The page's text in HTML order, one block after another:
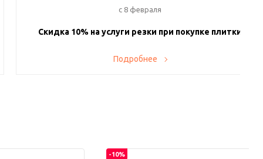
c 8 февраля
Скидка 10% на услуги резки при покупке плитки
Теперь у вас есть возможность заказывать у нас резку
Подробнее
-10%